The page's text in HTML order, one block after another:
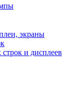
экраны
и дисплеев